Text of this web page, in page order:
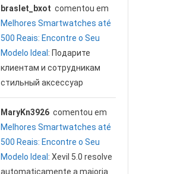
braslet_bxot comentou em
Melhores Smartwatches até
500 Reais: Encontre o Seu
Modelo Ideal : Подарите
клиентам и сотрудникам
стильный аксессуар
MaryKn3926comentou em
Melhores Smartwatches até
500 Reais: Encontre o Seu
Modelo Ideal : Xevil 5.0 resolve
automaticamente a maioria